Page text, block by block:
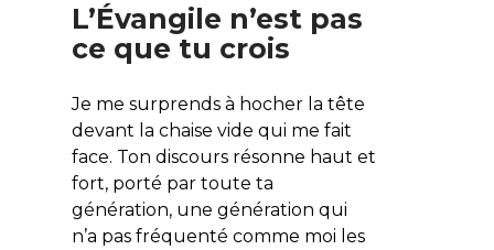
L’Évangile n’est pas
ce que tu crois
Je me surprends à hocher la tête
devant la chaise vide qui me fait
face. Ton discours résonne haut et
fort, porté par toute ta
génération, une génération qui
n’a pas fréquenté comme moi les